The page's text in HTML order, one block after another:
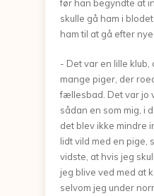
før han begyndte at
skulle gå ham i
ham til at gå efter nye.
- Det var en lille klub,
mange piger, der
fællesbad. Det var jo
sådan en som mig, i
det blev ikke mindre
lidt vild med en pige,
vidste, at hvis jeg
jeg blive ved med at
selvom jeg under